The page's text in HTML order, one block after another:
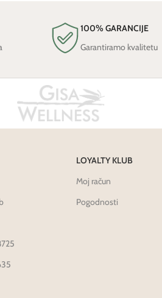
100% GARANCIJE
Garantiramo kvalitetu
LOYALTY KLUB
Moj račun
Pogodnosti